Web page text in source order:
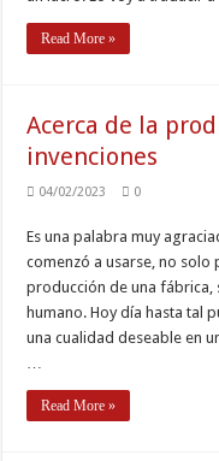
Read More »
Acerca de la
invenciones
04/02/2023 0
Es una palabra muy
comenzó a usarse, no
producción de una fábrica,
humano. Hoy día hasta tal
una cualidad deseable en
Read More »